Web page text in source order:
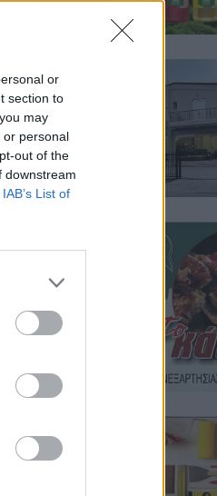
or
section to
may
or personal
out of the
downstream
IAB’s List of
2